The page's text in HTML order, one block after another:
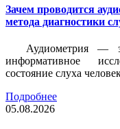
Зачем проводится
метода диагностики
Аудиометрия —
информативное
состояние слуха
Подробнее
05.08.2026